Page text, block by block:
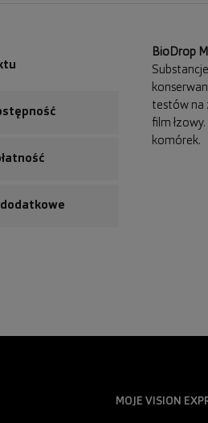
BioDrop
testów na
film
komórek.
MOJE VISION